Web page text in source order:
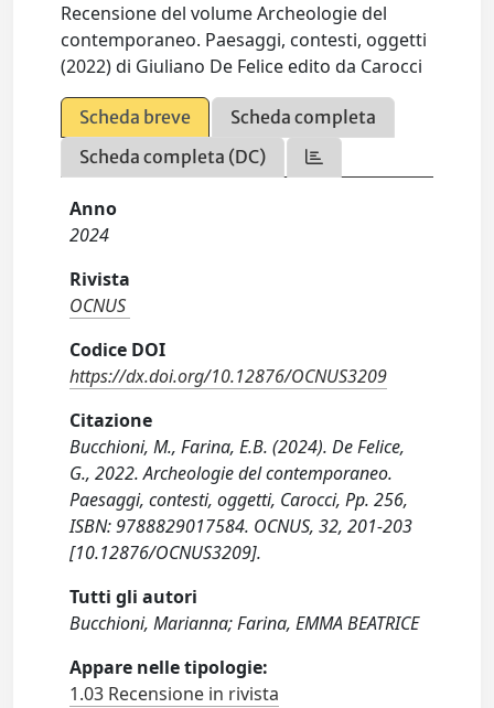
Recensione del volume Archeologie del
contemporaneo. Paesaggi, contesti, oggetti
(2022) di Giuliano De Felice edito da Carocci
Scheda breve
Scheda completa
Scheda completa (DC)
Anno
2024
Rivista
OCNUS
Codice DOI
https://dx.doi.org/10.12876/OCNUS3209
Citazione
Bucchioni, M., Farina, E.B. (2024). De Felice,
G., 2022. Archeologie del contemporaneo.
Paesaggi, contesti, oggetti, Carocci, Pp. 256,
ISBN: 9788829017584. OCNUS, 32, 201-203
[10.12876/OCNUS3209].
Tutti gli autori
Bucchioni, Marianna; Farina, EMMA BEATRICE
Appare nelle tipologie:
1.03 Recensione in rivista